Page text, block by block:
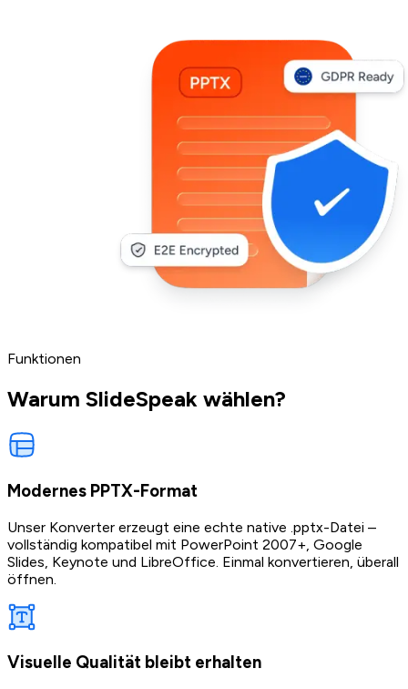
Funktionen
Warum SlideSpeak wählen?
Modernes PPTX-Format
Unser Konverter erzeugt eine echte native .pptx-Datei –
vollständig kompatibel mit PowerPoint 2007+, Google
Slides, Keynote und LibreOffice. Einmal konvertieren, überall
öffnen.
Visuelle Qualität bleibt erhalten